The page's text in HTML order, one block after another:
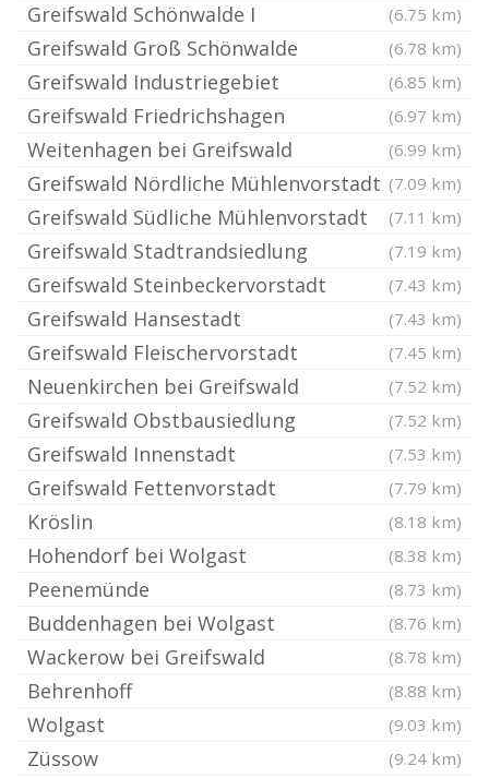
Greifswald Schönwalde I (6.75 km)
Greifswald Groß Schönwalde (6.78 km)
Greifswald Industriegebiet (6.85 km)
Greifswald Friedrichshagen (6.97 km)
Weitenhagen bei Greifswald (6.99 km)
Greifswald Nördliche Mühlenvorstadt (7.09 km)
Greifswald Südliche Mühlenvorstadt (7.11 km)
Greifswald Stadtrandsiedlung (7.19 km)
Greifswald Steinbeckervorstadt (7.43 km)
Greifswald Hansestadt (7.43 km)
Greifswald Fleischervorstadt (7.45 km)
Neuenkirchen bei Greifswald (7.52 km)
Greifswald Obstbausiedlung (7.52 km)
Greifswald Innenstadt (7.53 km)
Greifswald Fettenvorstadt (7.79 km)
Kröslin (8.18 km)
Hohendorf bei Wolgast (8.38 km)
Peenemünde (8.73 km)
Buddenhagen bei Wolgast (8.76 km)
Wackerow bei Greifswald (8.78 km)
Behrenhoff (8.88 km)
Wolgast (9.03 km)
Züssow (9.24 km)